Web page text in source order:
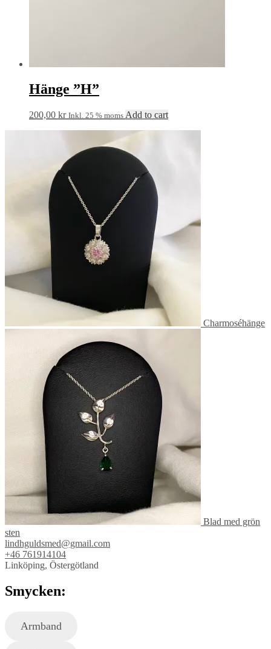
Hänge ”H”
200,00 kr Inkl. 25 % moms Add to cart
Charmoséhänge
Blad med grön
sten
lindhguldsmed@gmail.com
+46 761914104
Linköping, Östergötland
Smycken:
Armband